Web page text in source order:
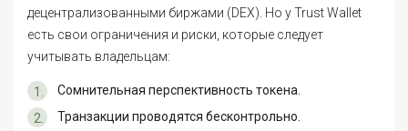
децентрализованными биржами (DEX). Но у Trust Wallet
есть свои ограничения и риски, которые следует
учитывать владельцам:
Сомнительная перспективность токена.
Транзакции проводятся бесконтрольно.